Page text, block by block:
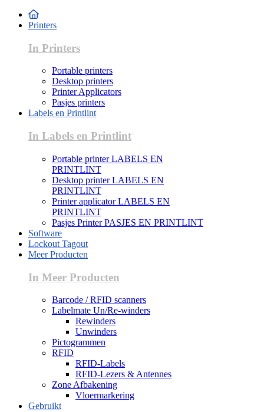
Printers
In Printers
Portable printers
Desktop printers
Printer Applicators
Pasjes printers
Labels en Printlint
In Labels en Printlint
Portable printer LABELS EN
PRINTLINT
Desktop printer LABELS EN
PRINTLINT
Printer applicator LABELS EN
PRINTLINT
Pasjes Printer PASJES EN PRINTLINT
Software
Lockout Tagout
Meer Producten
In Meer Producten
Barcode / RFID scanners
Labelmate Un/Re-winders
Rewinders
Unwinders
Pictogrammen
RFID
RFID-Labels
RFID-Lezers & Antennes
Zone Afbakening
Vloermarkering
Gebruikt